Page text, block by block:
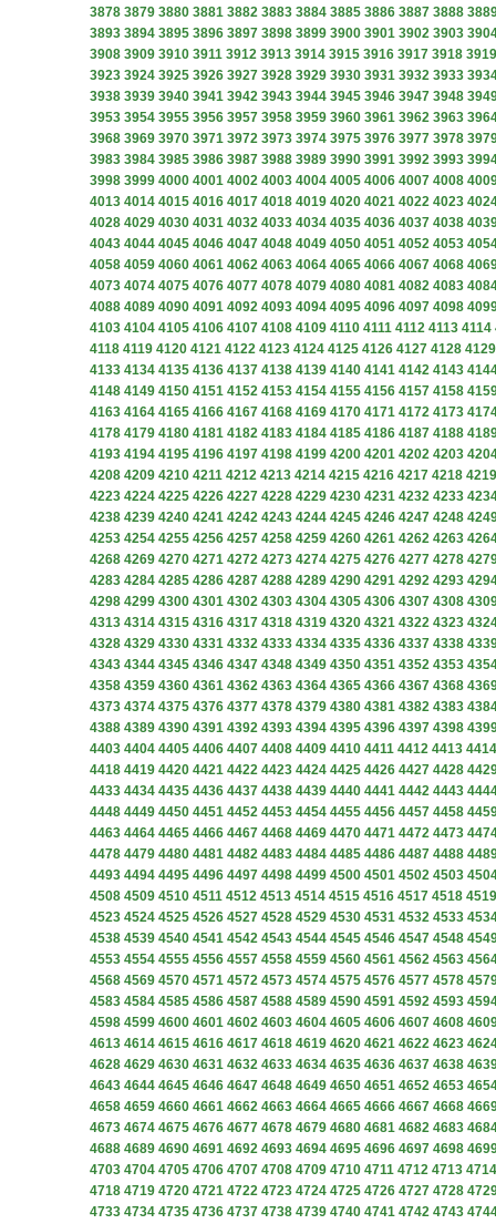
3878 3879 3880 3881 3882 3883 3884 3885 3886 3887 3888
3893 3894 3895 3896 3897 3898 3899 3900 3901 3902 3903
3908 3909 3910 3911 3912 3913 3914 3915 3916 3917 3918 3919
3923 3924 3925 3926 3927 3928 3929 3930 3931 3932 3933
3938 3939 3940 3941 3942 3943 3944 3945 3946 3947 3948
3953 3954 3955 3956 3957 3958 3959 3960 3961 3962 3963
3968 3969 3970 3971 3972 3973 3974 3975 3976 3977 3978
3983 3984 3985 3986 3987 3988 3989 3990 3991 3992 3993
3998 3999 4000 4001 4002 4003 4004 4005 4006 4007 4008
4013 4014 4015 4016 4017 4018 4019 4020 4021 4022 4023
4028 4029 4030 4031 4032 4033 4034 4035 4036 4037 4038
4043 4044 4045 4046 4047 4048 4049 4050 4051 4052 4053
4058 4059 4060 4061 4062 4063 4064 4065 4066 4067 4068
4073 4074 4075 4076 4077 4078 4079 4080 4081 4082 4083
4088 4089 4090 4091 4092 4093 4094 4095 4096 4097 4098
4103 4104 4105 4106 4107 4108 4109 4110 4111 4112 4113 4114
4118 4119 4120 4121 4122 4123 4124 4125 4126 4127 4128 4129
4133 4134 4135 4136 4137 4138 4139 4140 4141 4142 4143
4148 4149 4150 4151 4152 4153 4154 4155 4156 4157 4158
4163 4164 4165 4166 4167 4168 4169 4170 4171 4172 4173
4178 4179 4180 4181 4182 4183 4184 4185 4186 4187 4188
4193 4194 4195 4196 4197 4198 4199 4200 4201 4202 4203
4208 4209 4210 4211 4212 4213 4214 4215 4216 4217 4218 4219
4223 4224 4225 4226 4227 4228 4229 4230 4231 4232 4233
4238 4239 4240 4241 4242 4243 4244 4245 4246 4247 4248
4253 4254 4255 4256 4257 4258 4259 4260 4261 4262 4263
4268 4269 4270 4271 4272 4273 4274 4275 4276 4277 4278
4283 4284 4285 4286 4287 4288 4289 4290 4291 4292 4293
4298 4299 4300 4301 4302 4303 4304 4305 4306 4307 4308
4313 4314 4315 4316 4317 4318 4319 4320 4321 4322 4323
4328 4329 4330 4331 4332 4333 4334 4335 4336 4337 4338
4343 4344 4345 4346 4347 4348 4349 4350 4351 4352 4353
4358 4359 4360 4361 4362 4363 4364 4365 4366 4367 4368
4373 4374 4375 4376 4377 4378 4379 4380 4381 4382 4383
4388 4389 4390 4391 4392 4393 4394 4395 4396 4397 4398
4403 4404 4405 4406 4407 4408 4409 4410 4411 4412 4413 4414
4418 4419 4420 4421 4422 4423 4424 4425 4426 4427 4428
4433 4434 4435 4436 4437 4438 4439 4440 4441 4442 4443
4448 4449 4450 4451 4452 4453 4454 4455 4456 4457 4458
4463 4464 4465 4466 4467 4468 4469 4470 4471 4472 4473
4478 4479 4480 4481 4482 4483 4484 4485 4486 4487 4488
4493 4494 4495 4496 4497 4498 4499 4500 4501 4502 4503
4508 4509 4510 4511 4512 4513 4514 4515 4516 4517 4518 4519
4523 4524 4525 4526 4527 4528 4529 4530 4531 4532 4533
4538 4539 4540 4541 4542 4543 4544 4545 4546 4547 4548
4553 4554 4555 4556 4557 4558 4559 4560 4561 4562 4563
4568 4569 4570 4571 4572 4573 4574 4575 4576 4577 4578
4583 4584 4585 4586 4587 4588 4589 4590 4591 4592 4593
4598 4599 4600 4601 4602 4603 4604 4605 4606 4607 4608
4613 4614 4615 4616 4617 4618 4619 4620 4621 4622 4623
4628 4629 4630 4631 4632 4633 4634 4635 4636 4637 4638
4643 4644 4645 4646 4647 4648 4649 4650 4651 4652 4653
4658 4659 4660 4661 4662 4663 4664 4665 4666 4667 4668
4673 4674 4675 4676 4677 4678 4679 4680 4681 4682 4683
4688 4689 4690 4691 4692 4693 4694 4695 4696 4697 4698
4703 4704 4705 4706 4707 4708 4709 4710 4711 4712 4713 4714
4718 4719 4720 4721 4722 4723 4724 4725 4726 4727 4728
4733 4734 4735 4736 4737 4738 4739 4740 4741 4742 4743